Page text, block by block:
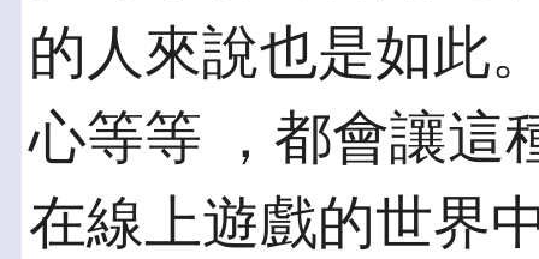
的人來說也是如此
心等等 ，都會讓這
在線上遊戲的世界